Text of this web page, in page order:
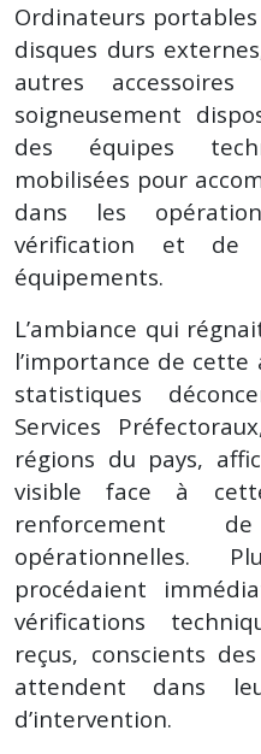
Ordinateurs
disques durs
autres
soigneusement
des équipes
mobilisées pour
dans les
vérification et
équipements.
L’ambiance qui
l’importance de
statistiques
Services
régions du pays,
visible face à
renforcement
opérationnelles.
procédaient
vérifications
reçus, conscients
attendent dans
d’intervention.